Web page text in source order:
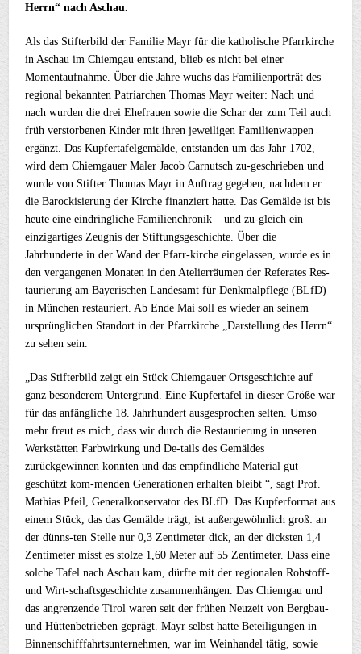
Herrn“ nach Aschau.
Als das Stifterbild der Familie Mayr für die katholische Pfarrkirche
in Aschau im Chiemgau entstand, blieb es nicht bei einer
Momentaufnahme. Über die Jahre wuchs das Familienporträt des
regional bekannten Patriarchen Thomas Mayr weiter: Nach und
nach wurden die drei Ehefrauen sowie die Schar der zum Teil auch
früh verstorbenen Kinder mit ihren jeweiligen Familienwappen
ergänzt. Das Kupfertafelgemälde, entstanden um das Jahr 1702,
wird dem Chiemgauer Maler Jacob Carnutsch zu-geschrieben und
wurde von Stifter Thomas Mayr in Auftrag gegeben, nachdem er
die Barockisierung der Kirche finanziert hatte. Das Gemälde ist bis
heute eine eindringliche Familienchronik – und zu-gleich ein
einzigartiges Zeugnis der Stiftungsgeschichte. Über die
Jahrhunderte in der Wand der Pfarr-kirche eingelassen, wurde es in
den vergangenen Monaten in den Atelierräumen der Referates Res-
taurierung am Bayerischen Landesamt für Denkmalpflege (BLfD)
in München restauriert. Ab Ende Mai soll es wieder an seinem
ursprünglichen Standort in der Pfarrkirche „Darstellung des Herrn“
zu sehen sein.
„Das Stifterbild zeigt ein Stück Chiemgauer Ortsgeschichte auf
ganz besonderem Untergrund. Eine Kupfertafel in dieser Größe war
für das anfängliche 18. Jahrhundert ausgesprochen selten. Umso
mehr freut es mich, dass wir durch die Restaurierung in unseren
Werkstätten Farbwirkung und De-tails des Gemäldes
zurückgewinnen konnten und das empfindliche Material gut
geschützt kom-menden Generationen erhalten bleibt “, sagt Prof.
Mathias Pfeil, Generalkonservator des BLfD. Das Kupferformat aus
einem Stück, das das Gemälde trägt, ist außergewöhnlich groß: an
der dünns-ten Stelle nur 0,3 Zentimeter dick, an der dicksten 1,4
Zentimeter misst es stolze 1,60 Meter auf 55 Zentimeter. Dass eine
solche Tafel nach Aschau kam, dürfte mit der regionalen Rohstoff-
und Wirt-schaftsgeschichte zusammenhängen. Das Chiemgau und
das angrenzende Tirol waren seit der frühen Neuzeit von Bergbau-
und Hüttenbetrieben geprägt. Mayr selbst hatte Beteiligungen in
Binnenschifffahrtsunternehmen, war im Weinhandel tätig, sowie